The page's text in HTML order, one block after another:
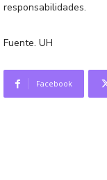
responsabilidades.
Fuente. UH
Facebook